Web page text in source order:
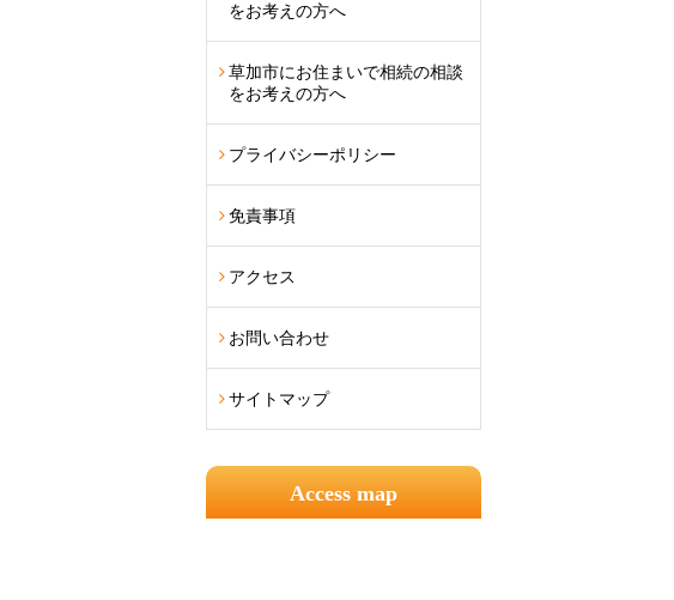
をお考えの方へ
草加市にお住まいで相続の相談
をお考えの方へ
プライバシーポリシー
免責事項
アクセス
お問い合わせ
サイトマップ
Access map